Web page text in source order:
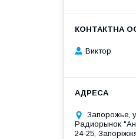
Виктор
Запорожье,
Радиорынок
24-25,